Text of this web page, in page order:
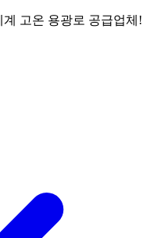
고온 용광로 공급업체!